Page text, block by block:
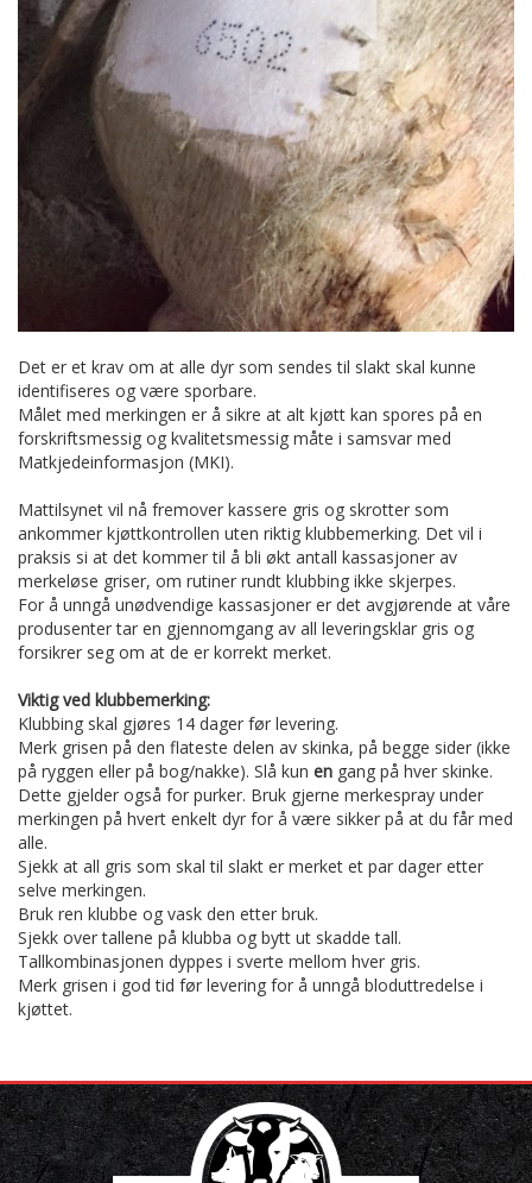
Det er et krav om at alle dyr som sendes til slakt skal kunne
identifiseres og være sporbare.
Målet med merkingen er å sikre at alt kjøtt kan spores på en
forskriftsmessig og kvalitetsmessig måte i samsvar med
Matkjedeinformasjon (MKI).
Mattilsynet vil nå fremover kassere gris og skrotter som
ankommer kjøttkontrollen uten riktig klubbemerking. Det vil i
praksis si at det kommer til å bli økt antall kassasjoner av
merkeløse griser, om rutiner rundt klubbing ikke skjerpes.
For å unngå unødvendige kassasjoner er det avgjørende at våre
produsenter tar en gjennomgang av all leveringsklar gris og
forsikrer seg om at de er korrekt merket.
Viktig ved klubbemerking:
Klubbing skal gjøres 14 dager før levering.
Merk grisen på den flateste delen av skinka, på begge sider (ikke
på ryggen eller på bog/nakke). Slå kun en gang på hver skinke.
Dette gjelder også for purker. Bruk gjerne merkespray under
merkingen på hvert enkelt dyr for å være sikker på at du får med
alle.
Sjekk at all gris som skal til slakt er merket et par dager etter
selve merkingen.
Bruk ren klubbe og vask den etter bruk.
Sjekk over tallene på klubba og bytt ut skadde tall.
Tallkombinasjonen dyppes i sverte mellom hver gris.
Merk grisen i god tid før levering for å unngå bloduttredelse i
kjøttet.